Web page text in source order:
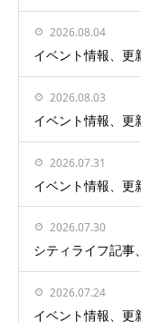
2026.08.04
イベント情報、更
2026.08.03
イベント情報、更
2026.07.31
イベント情報、更
2026.07.30
シティライフ記事
2026.07.24
イベント情報、更